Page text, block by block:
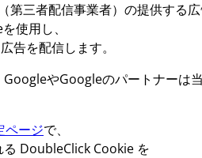
第三者配信事業者）の提供する
使用し、
告を配信します。
やGoogleのパートナーは
ページで、
DoubleClick Cookie を